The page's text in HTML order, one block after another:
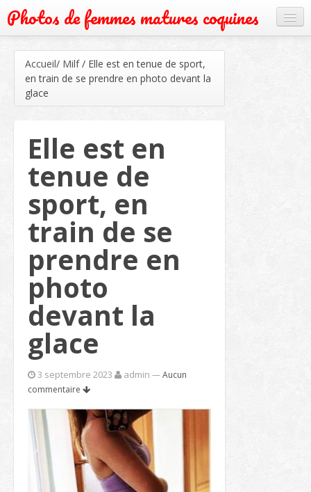
Photos de femmes matures coquines
Grand mère
Mature
Rencontre
Webcam
Accueil/ Milf / Elle est en tenue de sport,
en train de se prendre en photo devant la
glace
Elle est en
tenue de
sport, en
train de se
prendre en
photo
devant la
glace
3 septembre 2023 admin —Aucun
commentaire